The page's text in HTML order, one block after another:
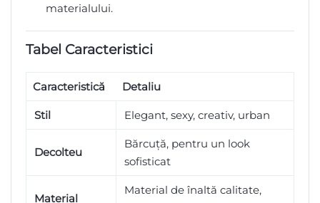
materialului.
Tabel Caracteristici
Caracteristică Detaliu
Stil Elegant, sexy, creativ, urban
Decolteu
Bărcuță, pentru un look
sofisticat
Material
Material de înaltă calitate,